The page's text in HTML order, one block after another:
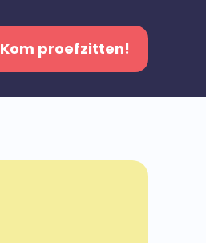
Kom proefzitten!